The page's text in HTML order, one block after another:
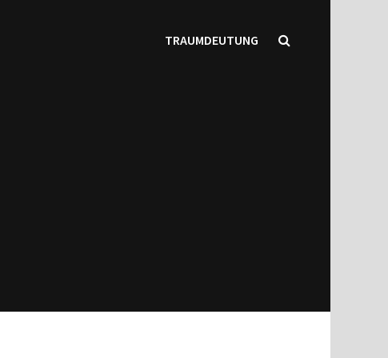
TRAUMDEUTUNG